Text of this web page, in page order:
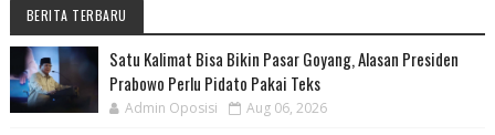
BERITA TERBARU
Satu Kalimat Bisa Bikin Pasar Goyang, Alasan Presiden
Prabowo Perlu Pidato Pakai Teks
Admin Oposisi Aug 06, 2026